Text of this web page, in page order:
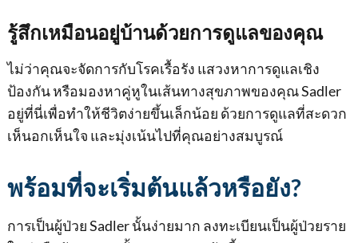
รู้สึกเหมือนอยู่บ้านด้วยการดูแลของคุณ
ไม่ว่าคุณจะจัดการกับโรคเรื้อรัง แสวงหาการดูแลเชิง
ป้องกัน หรือมองหาคู่หูในเส้นทางสุขภาพของคุณ Sadler
อยู่ที่นี่เพื่อทําให้ชีวิตง่ายขึ้นเล็กน้อย ด้วยการดูแลที่สะดวก
เห็นอกเห็นใจ และมุ่งเน้นไปที่คุณอย่างสมบูรณ์
พร้อมที่จะเริ่มต้นแล้วหรือยัง?
การเป็นผู้ป่วย Sadler นั้นง่ายมาก ลงทะเบียนเป็นผู้ป่วยราย